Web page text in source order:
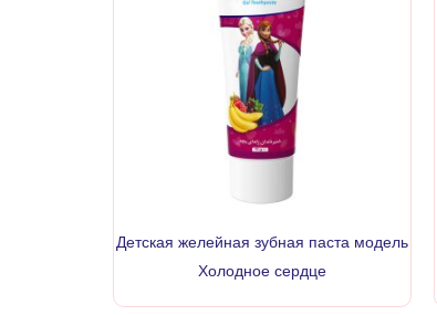
Детская желейная зубная паста модель
Холодное сердце